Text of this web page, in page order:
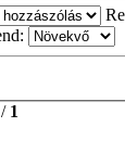
/ 1